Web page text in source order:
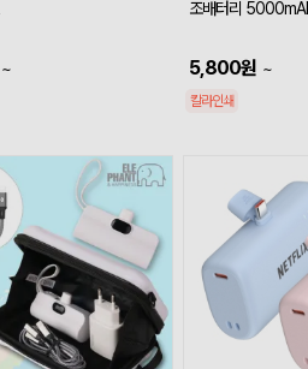
~
조배터리
5,800원 ~
칼라인쇄